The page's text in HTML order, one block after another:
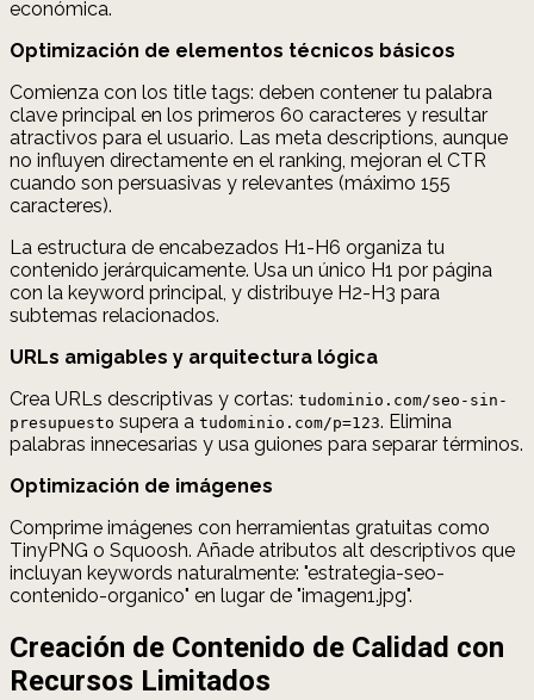
económica.
Optimización de elementos técnicos básicos
Comienza con los title tags: deben contener tu palabra
clave principal en los primeros 60 caracteres y resultar
atractivos para el usuario. Las meta descriptions, aunque
no influyen directamente en el ranking, mejoran el CTR
cuando son persuasivas y relevantes (máximo 155
caracteres).
La estructura de encabezados H1-H6 organiza tu
contenido jerárquicamente. Usa un único H1 por página
con la keyword principal, y distribuye H2-H3 para
subtemas relacionados.
URLs amigables y arquitectura lógica
Crea URLs descriptivas y cortas: tudominio.com/seo-sin-
presupuesto supera a tudominio.com/p=123. Elimina
palabras innecesarias y usa guiones para separar términos.
Optimización de imágenes
Comprime imágenes con herramientas gratuitas como
TinyPNG o Squoosh. Añade atributos alt descriptivos que
incluyan keywords naturalmente: "estrategia-seo-
contenido-organico" en lugar de "imagen1.jpg".
Creación de Contenido de Calidad con
Recursos Limitados